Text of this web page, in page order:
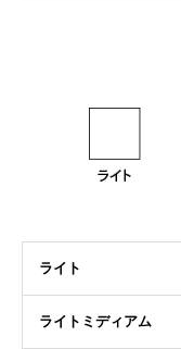
ライト
ライトミディアム